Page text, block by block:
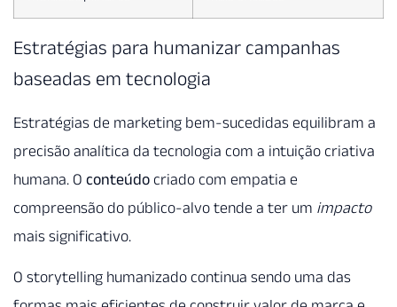
Estratégias para humanizar campanhas
baseadas em tecnologia
Estratégias de marketing bem-sucedidas equilibram a
precisão analítica da tecnologia com a intuição criativa
humana. O conteúdo criado com empatia e
compreensão do público-alvo tende a ter um impacto
mais significativo.
O storytelling humanizado continua sendo uma das